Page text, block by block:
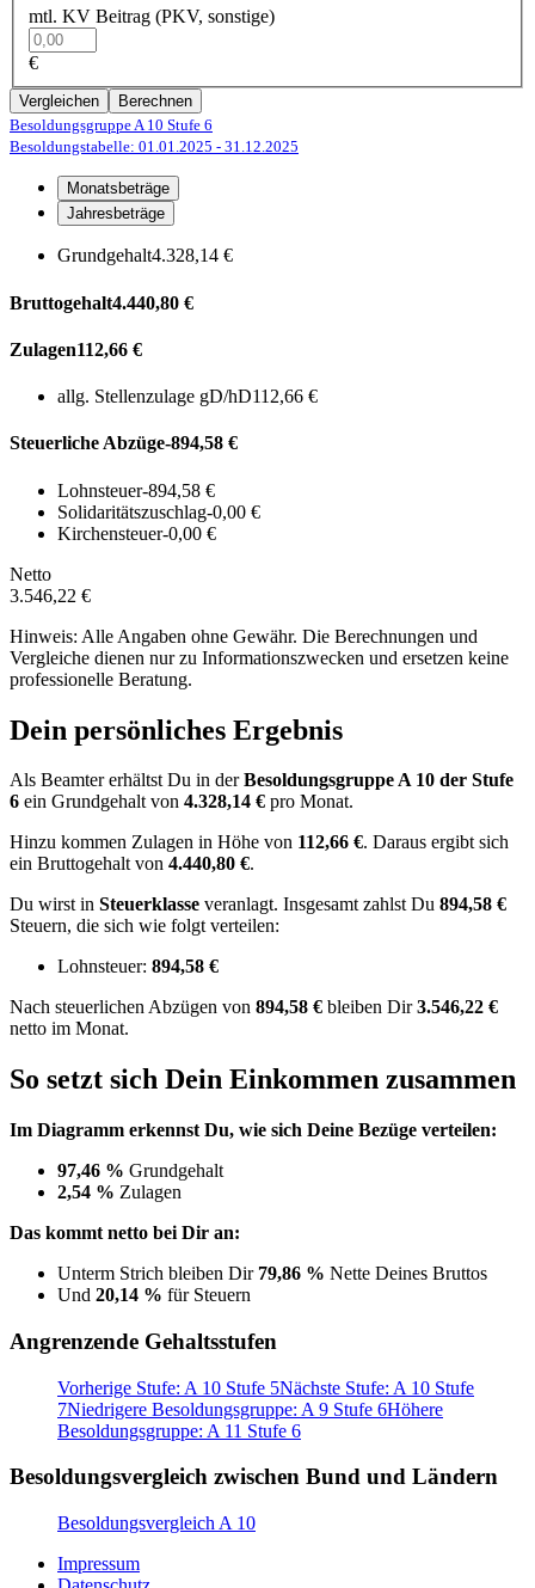
mtl. KV Beitrag (PKV, sonstige)
€
Vergleichen
Berechnen
Besoldungsgruppe A 10 Stufe 6
Besoldungstabelle: 01.01.2025 - 31.12.2025
Monatsbeträge
Jahresbeträge
Grundgehalt4.328,14 €
Bruttogehalt4.440,80 €
Zulagen112,66 €
allg. Stellenzulage gD/hD112,66 €
Steuerliche Abzüge-894,58 €
Lohnsteuer-894,58 €
Solidaritätszuschlag-0,00 €
Kirchensteuer-0,00 €
Netto
3.546,22 €
Hinweis: Alle Angaben ohne Gewähr. Die Berechnungen und
Vergleiche dienen nur zu Informationszwecken und ersetzen keine
professionelle Beratung.
Dein persönliches Ergebnis
Als Beamter erhältst Du in derBesoldungsgruppeA 10 der Stufe
6 ein Grundgehalt von 4.328,14 € pro Monat.
Hinzu kommen Zulagen in Höhe von 112,66 €. Daraus ergibt sich
ein Bruttogehalt von 4.440,80 €.
Du wirst in Steuerklasse veranlagt. Insgesamt zahlst Du 894,58 €
Steuern, die sich wie folgt verteilen:
Lohnsteuer: 894,58 €
Nach steuerlichen Abzügen von 894,58 € bleiben Dir3.546,22 €
netto im Monat.
So setzt sich Dein Einkommen zusammen
Im Diagramm erkennst Du, wie sich Deine Bezüge verteilen:
97,46 % Grundgehalt
2,54 % Zulagen
Das kommt netto bei Dir an:
Unterm Strich bleiben Dir 79,86 % Nette Deines Bruttos
Und 20,14 % für Steuern
Angrenzende Gehaltsstufen
Vorherige Stufe: A 10 Stufe 5Nächste Stufe: A 10 Stufe
7Niedrigere Besoldungsgruppe: A 9 Stufe 6Höhere
Besoldungsgruppe: A 11 Stufe 6
Besoldungsvergleich zwischen Bund und Ländern
Besoldungsvergleich A 10
Impressum